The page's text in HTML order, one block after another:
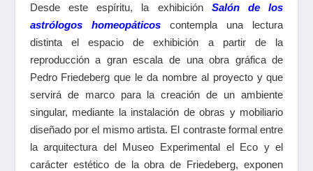
Desde este espíritu, la exhibiciónSalón de los
astrólogos homeopáticoscontempla una lectura
distinta el espacio de exhibición a partir de la
reproducción a gran escala de una obra gráfica de
Pedro Friedeberg que le da nombre al proyecto y que
servirá de marco para la creación de un ambiente
singular, mediante la instalación de obras y mobiliario
diseñado por el mismo artista. El contraste formal entre
la arquitectura del Museo Experimental el Eco y el
carácter estético de la obra de Friedeberg, exponen